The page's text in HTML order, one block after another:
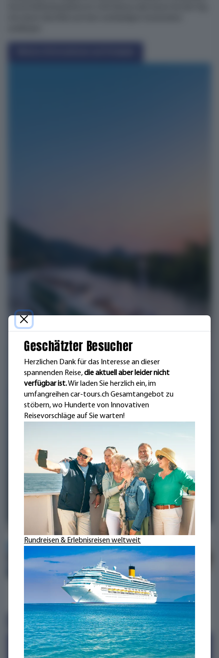
Geschätzter Besucher
Herzlichen Dank für das Interesse an dieser
spannenden Reise,die aktuell aber leider nicht
verfügbar ist.Wir laden Sie herzlich ein, im
umfangreihen car-tours.ch Gesamtangebot zu
stöbern, wo Hunderte von Innovativen
Reisevorschläge auf Sie warten!
Rundreisen & Erlebnisreisen weltweit
MS AMADEUS Amara
Leistungen - Alles schon dabei!
Fahrt im komfortablen Extrabus
Flussreise auf der MS AMADEUS Amara***** gemäss